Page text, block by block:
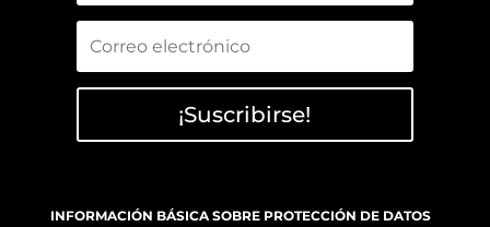
¡Suscribirse!
INFORMACIÓN BÁSICA SOBRE PROTECCIÓN DE DATOS